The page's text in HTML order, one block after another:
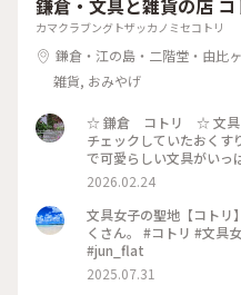
児たちの歌うひな祭りの
行事に 少しふれることが
がし #私のことりっぷ
旅 #下鴨神社 #流しびな
り #お雛様 #お内裏様 #
鎌倉・文具と雑貨の店 コ
カマクラブングトザッカノミセコトリ
鎌倉・江の島・二階堂・由比
雑貨, おみやげ
☆ 鎌倉 コトリ ☆ 文具と雑貨の店 コトリへ。 友人が予め
チェックしていたおくすり
で可愛らしい文具がいっ
まいます。 そして懲りずにまた、小さいファイルを買ってしま
った‥ #文具 #雑貨
2026.02.24
文具女子の聖地【コトリ
くさん。 #コトリ #文具
#jun_flat
2025.07.31